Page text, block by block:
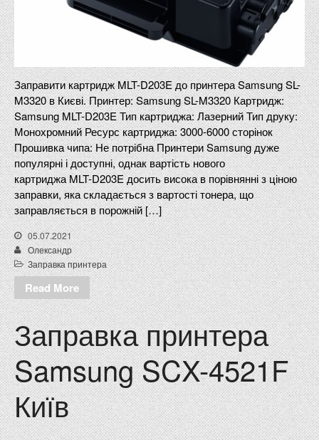
Заправити картридж MLT-D203E до принтера Samsung SL-
M3320 в Києві. Принтер: Samsung SL-M3320 Картридж:
Samsung MLT-D203E Тип картриджа: Лазерний Тип друку:
Монохромний Ресурс картриджа: 3000-6000 сторінок
Прошивка чипа: Не потрібна Принтери Samsung дуже
популярні і доступні, однак вартість нового
картриджа MLT-D203E досить висока в порівнянні з ціною
заправки, яка складається з вартості тонера, що
заправляється в порожній […]
05.07.2021
Олександр
Заправка принтера
Read More
Заправка принтера
Samsung SCX-4521F
Київ